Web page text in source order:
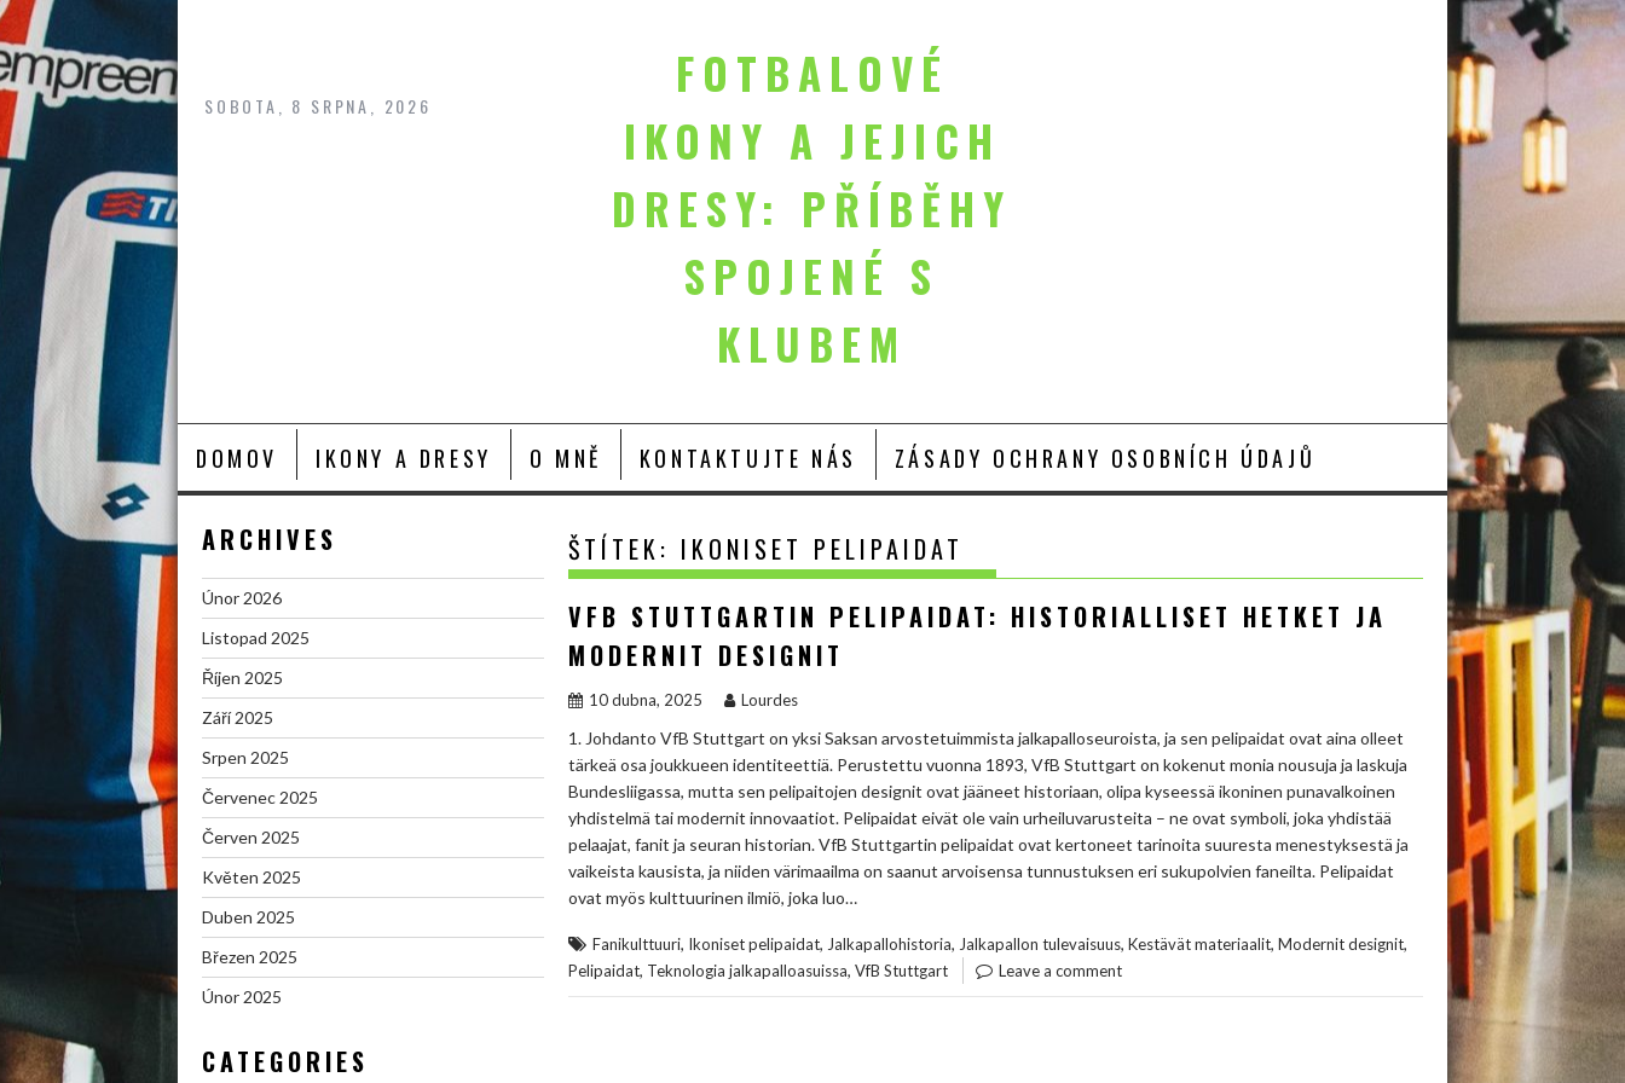
content
SOBOTA, 8 SRPNA, 2026
FOTBALOVÉ
IKONY A JEJICH
DRESY: PŘÍBĚHY
SPOJENÉ S
KLUBEM
DOMOV IKONY A DRESY O MNĚ KONTAKTUJTE NÁS ZÁSADY OCHRANY OSOBNÍCH ÚDAJŮ
ŠTÍTEK: IKONISET PELIPAIDAT
VFB STUTTGARTIN PELIPAIDAT: HISTORIALLISET HETKET JA
MODERNIT DESIGNIT
10 dubna, 2025 Lourdes
1. Johdanto VfB Stuttgart on yksi Saksan arvostetuimmista jalkapalloseuroista, ja sen pelipaidat ovat aina olleet
tärkeä osa joukkueen identiteettiä. Perustettu vuonna 1893, VfB Stuttgart on kokenut monia nousuja ja laskuja
Bundesliigassa, mutta sen pelipaitojen designit ovat jääneet historiaan, olipa kyseessä ikoninen punavalkoinen
yhdistelmä tai modernit innovaatiot. Pelipaidat eivät ole vain urheiluvarusteita – ne ovat symboli, joka yhdistää
pelaajat, fanit ja seuran historian. VfB Stuttgartin pelipaidat ovat kertoneet tarinoita suuresta menestyksestä ja
vaikeista kausista, ja niiden värimaailma on saanut arvoisensa tunnustuksen eri sukupolvien faneilta. Pelipaidat
ovat myös kulttuurinen ilmiö, joka luo…
Fanikulttuuri, Ikoniset pelipaidat, Jalkapallohistoria, Jalkapallon tulevaisuus, Kestävät materiaalit, Modernit designit,
Pelipaidat, Teknologia jalkapalloasuissa, VfB Stuttgart Leave a comment
ARCHIVES
Únor 2026
Listopad 2025
Říjen 2025
Září 2025
Srpen 2025
Červenec 2025
Červen 2025
Květen 2025
Duben 2025
Březen 2025
Únor 2025
CATEGORIES